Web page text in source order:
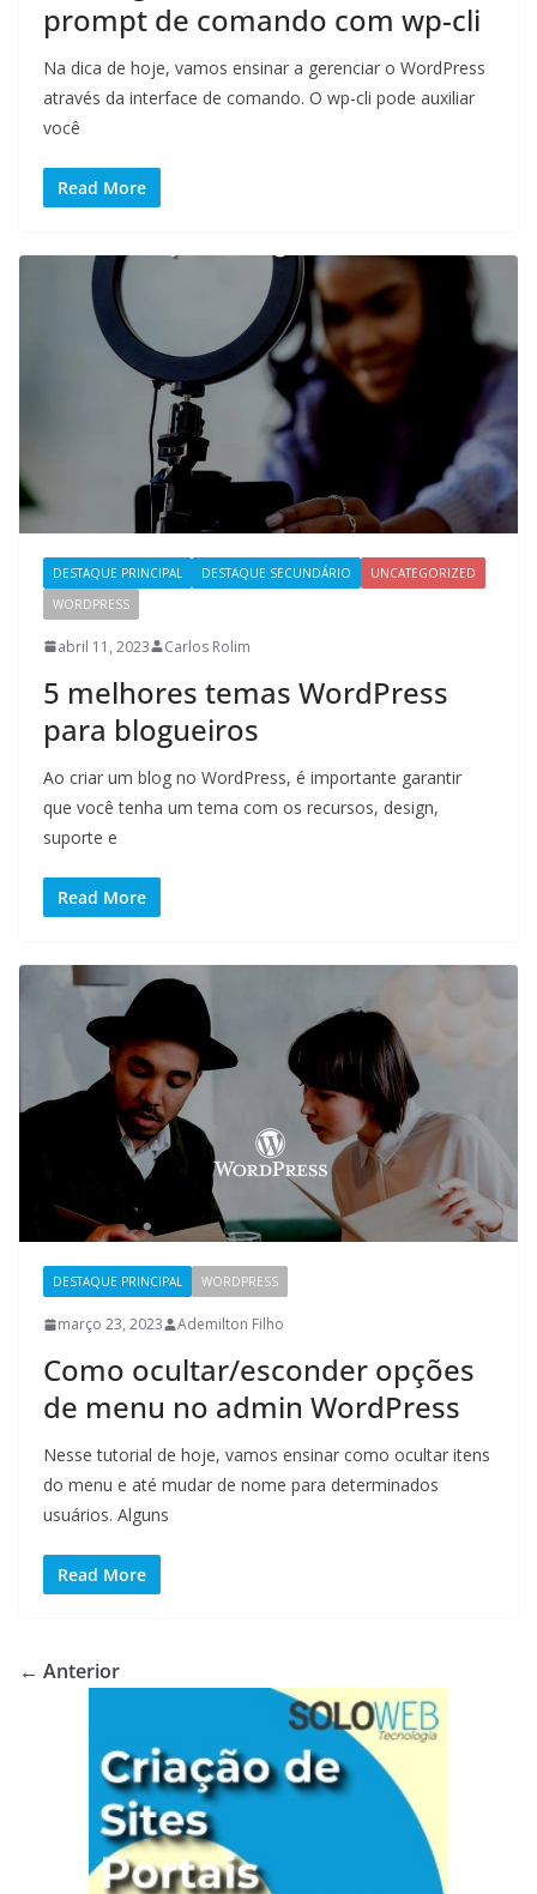
prompt de comando com wp-cli
Na dica de hoje, vamos ensinar a gerenciar o WordPress
através da interface de comando. O wp-cli pode auxiliar
você
Read More
DESTAQUE PRINCIPAL DESTAQUE SECUNDÁRIO
UNCATEGORIZED
WORDPRESS
abril 11, 2023 Carlos Rolim
5 melhores temas WordPress
para blogueiros
Ao criar um blog no WordPress, é importante garantir
que você tenha um tema com os recursos, design,
suporte e
Read More
DESTAQUE PRINCIPAL WORDPRESS
março 23, 2023 Ademilton Filho
Como ocultar/esconder opções
de menu no admin WordPress
Nesse tutorial de hoje, vamos ensinar como ocultar itens
do menu e até mudar de nome para determinados
usuários. Alguns
Read More
← Anterior